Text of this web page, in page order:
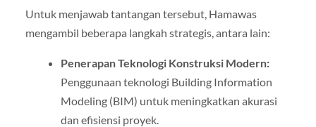
Untuk menjawab tantangan tersebut, Hamawas
mengambil beberapa langkah strategis, antara lain:
Penerapan Teknologi Konstruksi Modern:
Penggunaan teknologi Building Information
Modeling (BIM) untuk meningkatkan akurasi
dan efisiensi proyek.